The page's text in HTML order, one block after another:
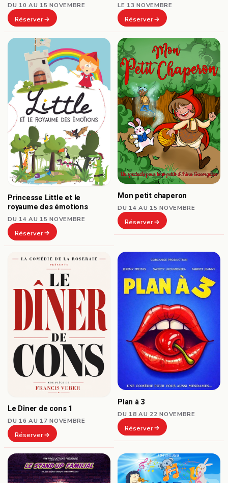
DU 10 AU 15 NOVEMBRE
Réserver
LE 13 NOVEMBRE
Réserver
Princesse Little et le
royaume des émotions
DU 14 AU 15 NOVEMBRE
Réserver
Mon petit chaperon
DU 14 AU 15 NOVEMBRE
Réserver
Le Dîner de cons 1
DU 16 AU 17 NOVEMBRE
Réserver
Plan à 3
DU 18 AU 22 NOVEMBRE
Réserver